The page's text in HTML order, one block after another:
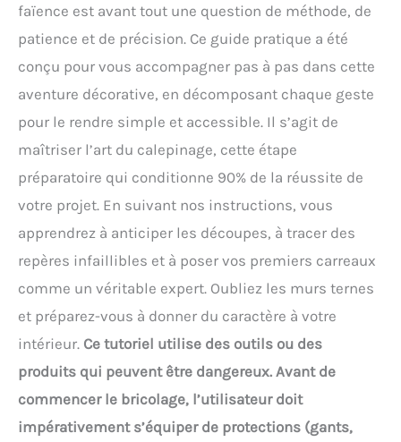
faïence est avant tout une question de méthode, de
patience et de précision. Ce guide pratique a été
conçu pour vous accompagner pas à pas dans cette
aventure décorative, en décomposant chaque geste
pour le rendre simple et accessible. Il s’agit de
maîtriser l’art du calepinage, cette étape
préparatoire qui conditionne 90% de la réussite de
votre projet. En suivant nos instructions, vous
apprendrez à anticiper les découpes, à tracer des
repères infaillibles et à poser vos premiers carreaux
comme un véritable expert. Oubliez les murs ternes
et préparez-vous à donner du caractère à votre
intérieur. Ce tutoriel utilise des outils ou des
produits qui peuvent être dangereux. Avant de
commencer le bricolage, l’utilisateur doit
impérativement s’équiper de protections (gants,